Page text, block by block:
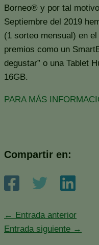
Borneo® y por tal
Septiembre del 2019
(1 sorteo mensual) en
premios como un
degustar” o una Tablet
16GB.
PARA MÁS
Compartir en:
← Entrada anterior
Entrada siguiente →